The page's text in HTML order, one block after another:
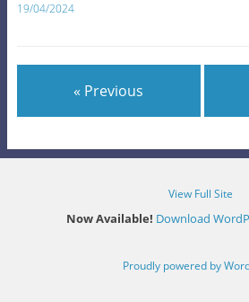
19/04/2024
« Previous
View Full Site
Now Available! Download
Proudly powered by